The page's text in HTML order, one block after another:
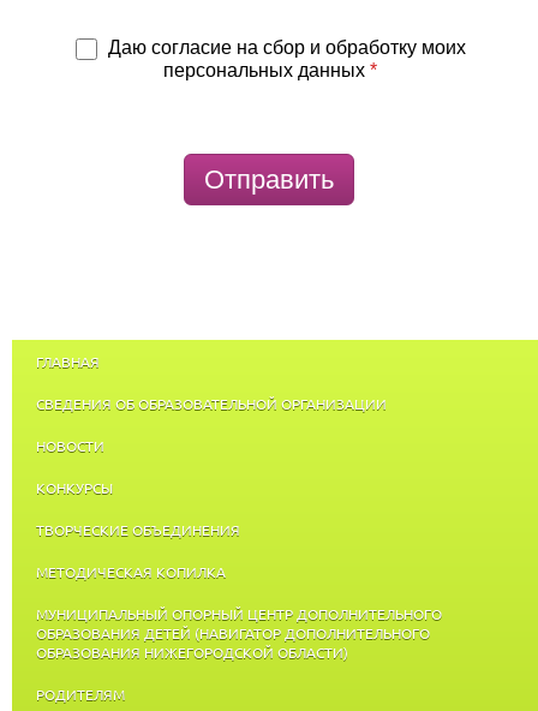
Даю согласие на сбор и обработку моих
персональных данных *
Отправить
ГЛАВНАЯ
СВЕДЕНИЯ ОБ ОБРАЗОВАТЕЛЬНОЙ ОРГАНИЗАЦИИ
НОВОСТИ
КОНКУРСЫ
ТВОРЧЕСКИЕ ОБЪЕДИНЕНИЯ
МЕТОДИЧЕСКАЯ КОПИЛКА
МУНИЦИПАЛЬНЫЙ ОПОРНЫЙ ЦЕНТР ДОПОЛНИТЕЛЬНОГО
ОБРАЗОВАНИЯ ДЕТЕЙ (НАВИГАТОР ДОПОЛНИТЕЛЬНОГО
ОБРАЗОВАНИЯ НИЖЕГОРОДСКОЙ ОБЛАСТИ)
РОДИТЕЛЯМ